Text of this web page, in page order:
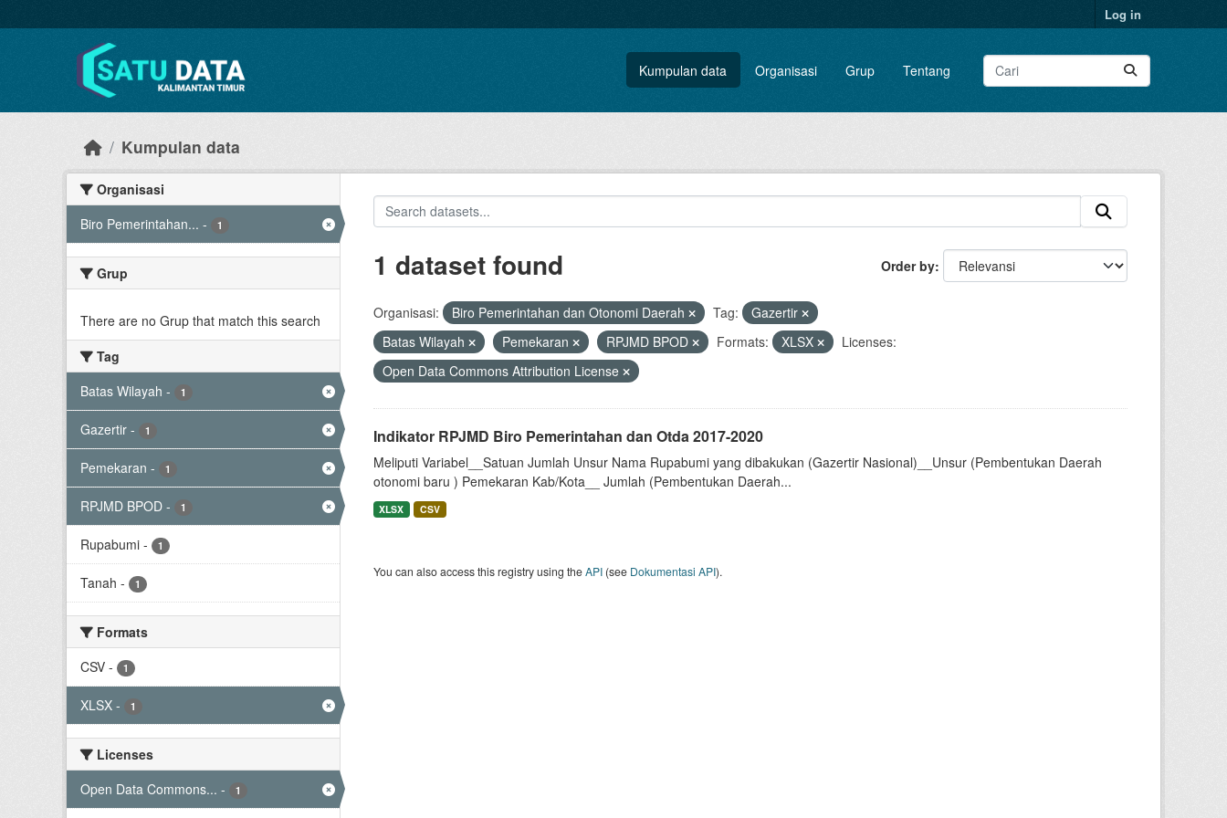
Log in
Kumpulan data Organisasi Grup Tentang
Kumpulan data
Organisasi
Biro Pemerintahan... - 1
Grup
There are no Grup that match this search
Tag
Batas Wilayah - 1
Gazertir - 1
Pemekaran - 1
RPJMD BPOD - 1
Rupabumi - 1
Tanah - 1
Formats
CSV - 1
XLSX - 1
Licenses
Open Data Commons... - 1
Order by
1 dataset found
Organisasi: Biro Pemerintahan dan Otonomi Daerah Tag:
Gazertir
Batas Wilayah
Pemekaran RPJMD BPOD Formats: XLSX
Licenses:
Open Data Commons Attribution License
Indikator RPJMD Biro Pemerintahan dan Otda 2017-2020
Meliputi Variabel__Satuan Jumlah Unsur Nama Rupabumi yang dibakukan (Gazertir Nasional)__Unsur (Pembentukan Daerah
otonomi baru ) Pemekaran Kab/Kota__ Jumlah (Pembentukan Daerah...
XLSX CSV
You can also access this registry using theAPI(see Dokumentasi API).